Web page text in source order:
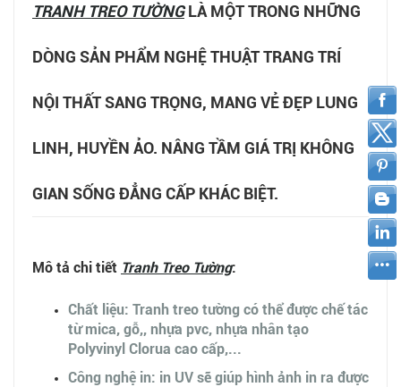
TRANH TREO TƯỜNGLÀ MỘT TRONG NHỮNG
DÒNG SẢN PHẨM NGHỆ THUẬT TRANG TRÍ
NỘI THẤT SANG TRỌNG, MANG VẺ ĐẸP LUNG
LINH, HUYỀN ẢO. NÂNG TẦM GIÁ TRỊ KHÔNG
GIAN SỐNG ĐẲNG CẤP KHÁC BIỆT.
Mô tả chi tiết Tranh Treo Tường:
Chất liệu: Tranh treo tường có thể được chế tác
từ mica, gỗ,, nhựa pvc, nhựa nhân tạo
Polyvinyl Clorua cao cấp,...
Công nghệ in: in UV sẽ giúp hình ảnh in ra được